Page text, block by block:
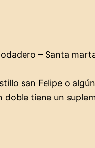
– Santa
san Felipe o
doble tiene un